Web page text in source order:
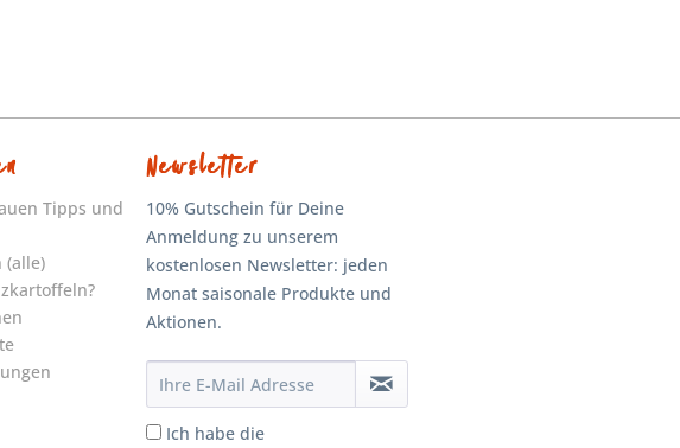
Tipps und
(alle)
Newsletter
10% Gutschein für Deine
Anmeldung zu unserem
kostenlosen Newsletter: jeden
Monat saisonale Produkte und
Aktionen.
Ich habe die